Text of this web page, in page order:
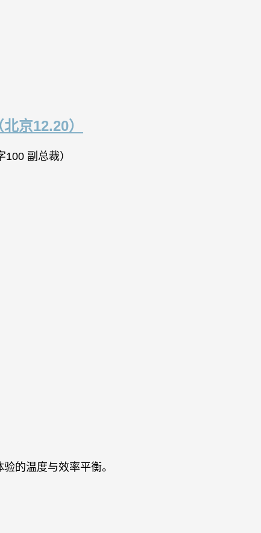
京12.20）
副总裁）
的温度与效率平衡。